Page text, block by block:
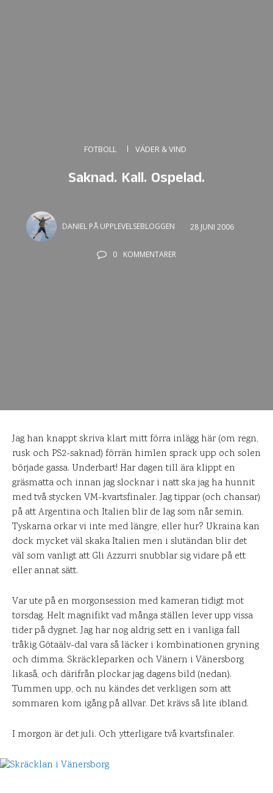
FOTBOLL VÄDER & VIND
Saknad. Kall. Ospelad.
DANIEL PÅ UPPLEVELSEBLOGGEN 28 JUNI 2006
0 KOMMENTARER
Jag han knappt skriva klart mitt förra inlägg här (om regn,
rusk och PS2-saknad) förrän himlen sprack upp och solen
började gassa. Underbart! Har dagen till ära klippt en
gräsmatta och innan jag slocknar i natt ska jag ha hunnit
med två stycken VM-kvartsfinaler. Jag tippar (och chansar)
på att Argentina och Italien blir de lag som når semin.
Tyskarna orkar vi inte med längre, eller hur? Ukraina kan
dock mycket väl skaka Italien men i slutändan blir det
väl som vanligt att Gli Azzurri snubblar sig vidare på ett
eller annat sätt.
Var ute på en morgonsession med kameran tidigt mot
torsdag. Helt magnifikt vad många ställen lever upp vissa
tider på dygnet. Jag har nog aldrig sett en i vanliga fall
tråkig Götaälv-dal vara så läcker i kombinationen gryning
och dimma. Skräckleparken och Vänern i Vänersborg
likaså, och därifrån plockar jag dagens bild (nedan).
Tummen upp, och nu kändes det verkligen som att
sommaren kom igång på allvar. Det krävs så lite ibland.
I morgon är det juli. Och ytterligare två kvartsfinaler.